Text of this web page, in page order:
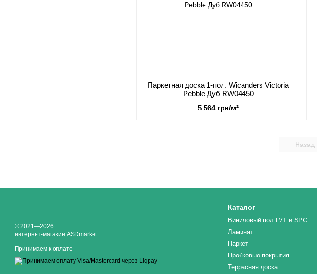
Паркетная доска 1-пол. Wicanders Victoria
Pebble Дуб RW04450
5 564 грн/м²
Назад
© 2021—2026
интернет-магазин ASDmarket
Принимаем к оплате
Каталог
Виниловый пол LVT и SPC
Ламинат
Паркет
Пробковые покрытия
Террасная доска